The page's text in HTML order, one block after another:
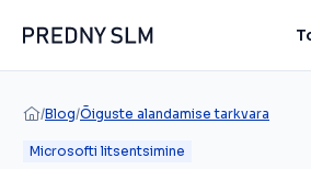
/Blog/Õiguste alandamise tarkvara
Microsofti litsentsimine